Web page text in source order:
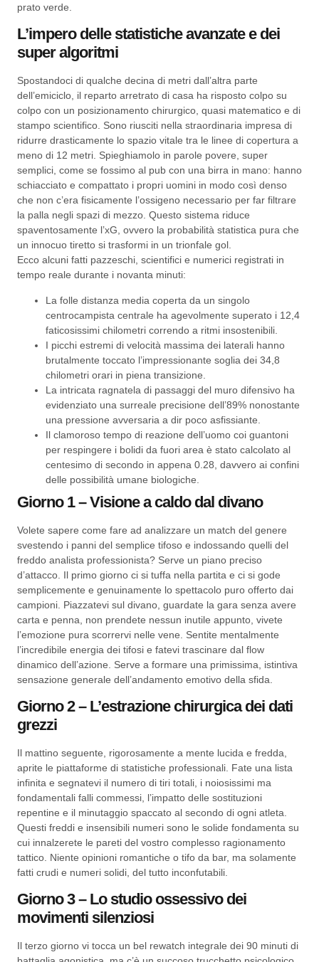
prato verde.
L’impero delle statistiche avanzate e dei
super algoritmi
Spostandoci di qualche decina di metri dall’altra parte
dell’emiciclo, il reparto arretrato di casa ha risposto colpo su
colpo con un posizionamento chirurgico, quasi matematico e di
stampo scientifico. Sono riusciti nella straordinaria impresa di
ridurre drasticamente lo spazio vitale tra le linee di copertura a
meno di 12 metri. Spieghiamolo in parole povere, super
semplici, come se fossimo al pub con una birra in mano: hanno
schiacciato e compattato i propri uomini in modo così denso
che non c’era fisicamente l’ossigeno necessario per far filtrare
la palla negli spazi di mezzo. Questo sistema riduce
spaventosamente l’xG, ovvero la probabilità statistica pura che
un innocuo tiretto si trasformi in un trionfale gol.
Ecco alcuni fatti pazzeschi, scientifici e numerici registrati in
tempo reale durante i novanta minuti:
La folle distanza media coperta da un singolo
centrocampista centrale ha agevolmente superato i 12,4
faticosissimi chilometri correndo a ritmi insostenibili.
I picchi estremi di velocità massima dei laterali hanno
brutalmente toccato l’impressionante soglia dei 34,8
chilometri orari in piena transizione.
La intricata ragnatela di passaggi del muro difensivo ha
evidenziato una surreale precisione dell’89% nonostante
una pressione avversaria a dir poco asfissiante.
Il clamoroso tempo di reazione dell’uomo coi guantoni
per respingere i bolidi da fuori area è stato calcolato al
centesimo di secondo in appena 0.28, davvero ai confini
delle possibilità umane biologiche.
Giorno 1 – Visione a caldo dal divano
Volete sapere come fare ad analizzare un match del genere
svestendo i panni del semplice tifoso e indossando quelli del
freddo analista professionista? Serve un piano preciso
d’attacco. Il primo giorno ci si tuffa nella partita e ci si gode
semplicemente e genuinamente lo spettacolo puro offerto dai
campioni. Piazzatevi sul divano, guardate la gara senza avere
carta e penna, non prendete nessun inutile appunto, vivete
l’emozione pura scorrervi nelle vene. Sentite mentalmente
l’incredibile energia dei tifosi e fatevi trascinare dal flow
dinamico dell’azione. Serve a formare una primissima, istintiva
sensazione generale dell’andamento emotivo della sfida.
Giorno 2 – L’estrazione chirurgica dei dati
grezzi
Il mattino seguente, rigorosamente a mente lucida e fredda,
aprite le piattaforme di statistiche professionali. Fate una lista
infinita e segnatevi il numero di tiri totali, i noiosissimi ma
fondamentali falli commessi, l’impatto delle sostituzioni
repentine e il minutaggio spaccato al secondo di ogni atleta.
Questi freddi e insensibili numeri sono le solide fondamenta su
cui innalzerete le pareti del vostro complesso ragionamento
tattico. Niente opinioni romantiche o tifo da bar, ma solamente
fatti crudi e numeri solidi, del tutto inconfutabili.
Giorno 3 – Lo studio ossessivo dei
movimenti silenziosi
Il terzo giorno vi tocca un bel rewatch integrale dei 90 minuti di